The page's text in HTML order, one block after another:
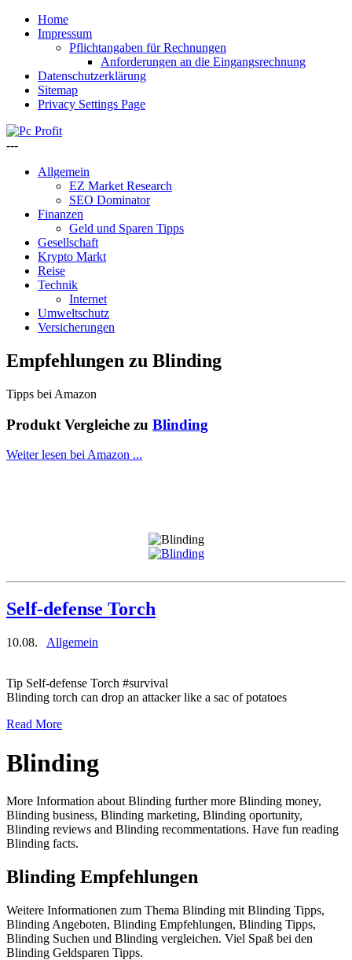
Home
Impressum
Pflichtangaben für Rechnungen
Anforderungen an die Eingangsrechnung
Datenschutzerklärung
Sitemap
Privacy Settings Page
---
Allgemein
EZ Market Research
SEO Dominator
Finanzen
Geld und Sparen Tipps
Gesellschaft
Krypto Markt
Reise
Technik
Internet
Umweltschutz
Versicherungen
Empfehlungen zu Blinding
Tipps bei Amazon
Produkt Vergleiche zu Blinding
Weiter lesen bei Amazon ...
Self-defense Torch
10.08. Allgemein
Tip Self-defense Torch #survival
Blinding torch can drop an attacker like a sac of potatoes
Read More
Blinding
More Information about Blinding further more Blinding money,
Blinding business, Blinding marketing, Blinding oportunity,
Blinding reviews and Blinding recommentations. Have fun reading
Blinding facts.
Blinding Empfehlungen
Weitere Informationen zum Thema Blinding mit Blinding Tipps,
Blinding Angeboten, Blinding Empfehlungen, Blinding Tipps,
Blinding Suchen und Blinding vergleichen. Viel Spaß bei den
Blinding Geldsparen Tipps.